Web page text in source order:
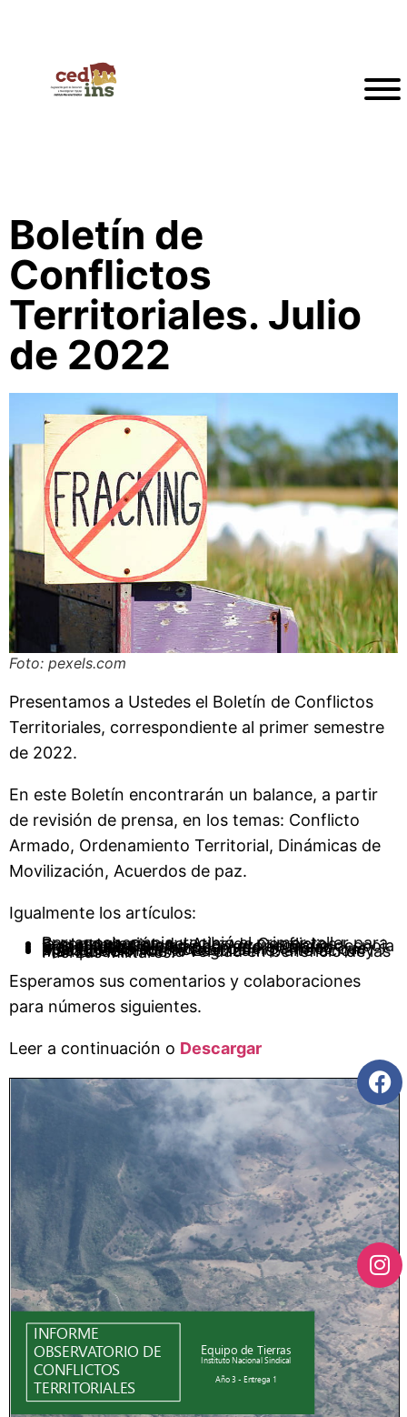
Boletín de
Conflictos
Territoriales. Julio
de 2022
Foto: pexels.com
Presentamos a Ustedes el Boletín de Conflictos
Territoriales, correspondiente al primer semestre
de 2022.
En este Boletín encontrarán un balance, a partir
de revisión de prensa, en los temas: Conflicto
Armado, Ordenamiento Territorial, Dinámicas de
Movilización, Acuerdos de paz.
Igualmente los artículos:
Barrancabermeja: recibió el primer taller para la construcción del Atlas de Conflictos Socioterritoriales.
El Instituto Colombiano Agropecuario despoja y criminaliza al campesinado en áreas protegidas.
Puerto Wilches: lo oscuro del petróleo que opaca otros conflictos.
Masacre en Puerto Leguízamo: alteración y manipulación de la verdad en beneficio de las Fuerzas Militares.
Esperamos sus comentarios y colaboraciones
para números siguientes.
Leer a continuación o Descargar